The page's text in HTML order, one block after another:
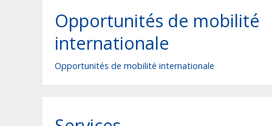
Opportunités de mobilité
internationale
Opportunités de mobilité internationale